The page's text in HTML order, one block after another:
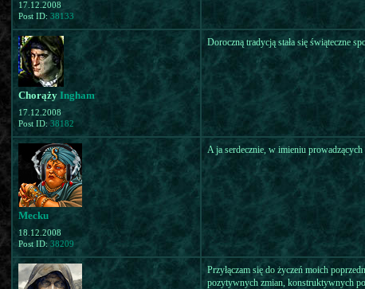
17.12.2008
Post ID: 38133
Chorąży Ingham
17.12.2008
Post ID: 38182
Doroczną tradycją stała się świąteczne
Mecku
18.12.2008
Post ID: 38209
A ja serdecznie, w imieniu
Przyłączam się do życzeń moich
pozytywnych zmian, konstruktywnych